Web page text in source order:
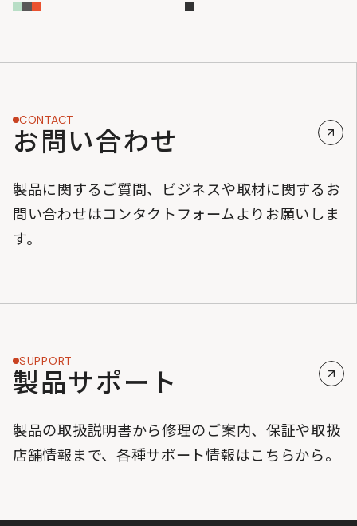
CONTACT
お問い合わせ
製品に関するご質問、ビジネスや取材に関するお
問い合わせはコンタクトフォームよりお願いしま
す。
SUPPORT
製品サポート
製品の取扱説明書から修理のご案内、保証や取扱
店舗情報まで、各種サポート情報はこちらから。